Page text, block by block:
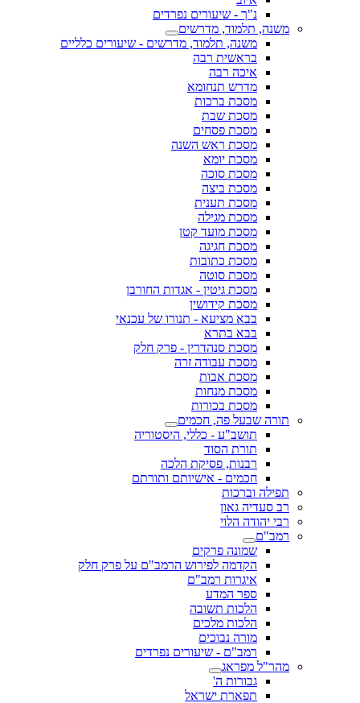
נ"ך - שיעורים נפרדים
משנה, תלמוד, מדרשים
משנה, תלמוד, מדרשים - שיעורים כלליים
בראשית רבה
איכה רבה
מדרש תנחומא
מסכת ברכות
מסכת שבת
מסכת פסחים
מסכת ראש השנה
מסכת יומא
מסכת סוכה
מסכת ביצה
מסכת תענית
מסכת מגילה
מסכת מועד קטן
מסכת חגיגה
מסכת כתובות
מסכת סוטה
מסכת גיטין - אגדות החורבן
מסכת קידושין
בבא מציעא - תנורו של עכנאי
בבא בתרא
מסכת סנהדרין - פרק חלק
מסכת עבודה זרה
מסכת אבות
מסכת מנחות
מסכת בכורות
תורה שבעל פה, חכמים
תושב"ע - כללי, היסטוריה
תורת הסוד
רבנות, פסיקת הלכה
חכמים - אישיותם ותורתם
תפילה וברכות
רב סעדיה גאון
רבי יהודה הלוי
רמב"ם
שמונה פרקים
הקדמה לפירוש הרמב"ם על פרק חלק
איגרות רמב"ם
ספר המדע
הלכות תשובה
הלכות מלכים
מורה נבוכים
רמב"ם - שיעורים נפרדים
מהר"ל מפראג
גבורות ה'
תפארת ישראל